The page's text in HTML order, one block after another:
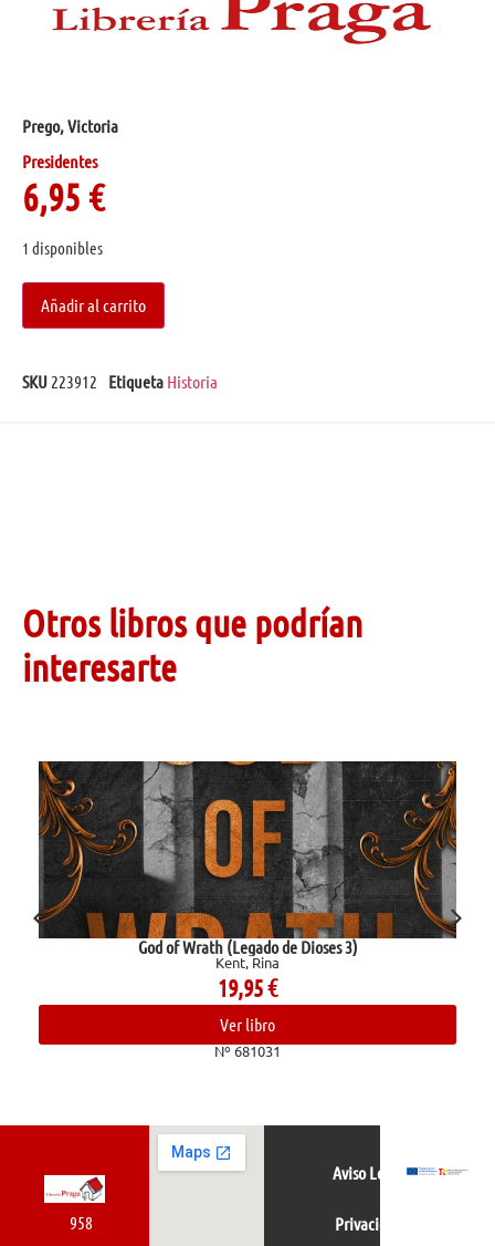
Prego, Victoria
Presidentes
6,95 €
1 disponibles
Añadir al carrito
SKU 223912 Etiqueta Historia
Otros libros que podrían
interesarte
God of Wrath (Legado de Dioses 3)
Kent, Rina
19,95€
Ver libro
Nº 681031
958
Aviso Legal
Privacidad